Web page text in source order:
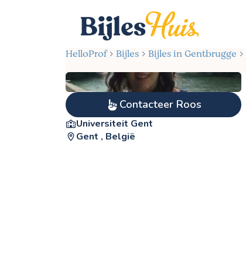
HelloProf Bijles Bijles in Gentbrugge
Contacteer Roos
Universiteit Gent
Gent , België